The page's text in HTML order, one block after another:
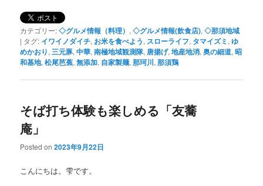
カテゴリー:◇グルメ情報（料理） ,◇グルメ情報(飲食店),◇那須地域
| タグ: イワイノダイチ, お米を食べよう, スローライフ, タマイズミ ,ゆ
めかおり, 三元豚,中華,南極地域観測隊, 唐揚げ,地産地消,奥の細道,昭
和基地,松尾芭蕉,無添加, 自家製麺,那珂川,那須鶏
そば打ち体験も楽しめる「友蕎
庵」
Posted on2023年9月22日
こんにちは。雫です。